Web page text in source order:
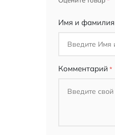
Имя и фамилия
Комментарий